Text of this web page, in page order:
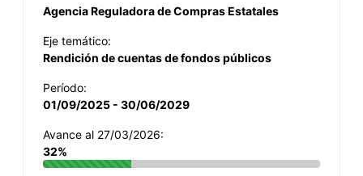
Agencia Reguladora de Compras Estatales
Eje temático:
Rendición de cuentas de fondos públicos
Período:
01/09/2025 - 30/06/2029
Avance al 27/03/2026:
32%